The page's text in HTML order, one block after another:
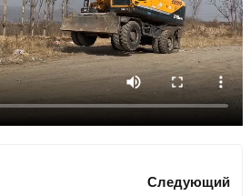
Следующий